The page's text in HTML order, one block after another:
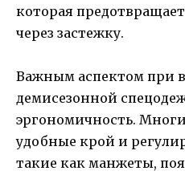
которая
через застежку.
Важным аспектом при
демисезонной
эргономичность.
удобные крой и
такие как манжеты,